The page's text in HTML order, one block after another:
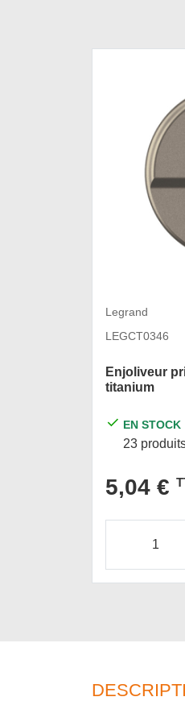
Legrand
LEGCT0346
Enjoliveur
titanium
EN STOCK
23
5,04 €